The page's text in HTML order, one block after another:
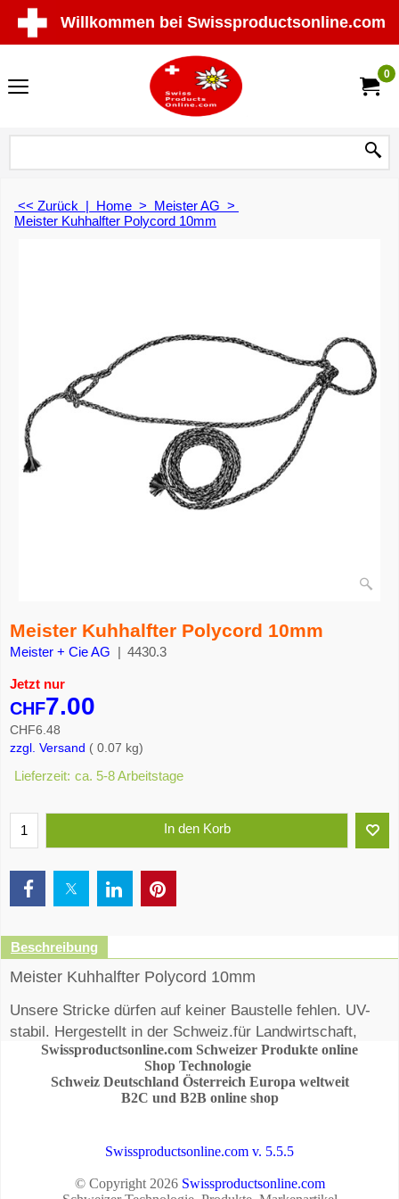
Willkommen bei Swissproductsonline.com
0
<< Zurück | Home > Meister AG >
Meister Kuhhalfter Polycord 10mm
Meister Kuhhalfter Polycord 10mm
Meister + Cie AG 4430.3
Jetzt nur
CHF7.00
CHF6.48
zzgl. Versand
0.07 kg
Lieferzeit: ca. 5-8 Arbeitstage
In den Korb
Beschreibung
Meister Kuhhalfter Polycord 10mm
Unsere Stricke dürfen auf keiner Baustelle fehlen. UV-
stabil. Hergestellt in der Schweiz.für Landwirtschaft,
Gewerbe und Haushalt, einseitig mit Schlaufe.
Swissproductsonline.com Schweizer Produkte online
Shop Technologie
Schweiz Deutschland Österreich Europa weltweit
B2C und B2B online shop
Swissproductsonline.com v. 5.5.5
© Copyright 2026 Swissproductsonline.com